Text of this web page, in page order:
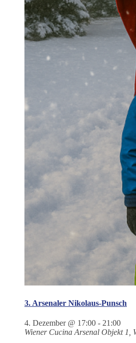
3. Arsenaler Nikolaus-Punsch
4. Dezember @ 17:00 - 21:00
Wiener Cucina Arsenal Objekt 1,